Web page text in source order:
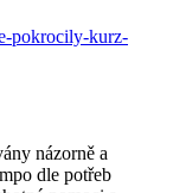
pokrocily-kurz-
názorně a
dle potřeb